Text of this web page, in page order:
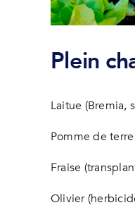
Plein
Laitue (Bremia,
Pomme de
Fraise
Olivier